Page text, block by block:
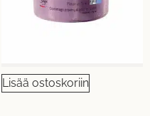
Lisää ostoskoriin